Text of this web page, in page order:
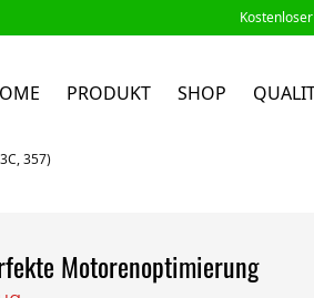
PRODUKT SHOP
357)
Motorenoptimierung